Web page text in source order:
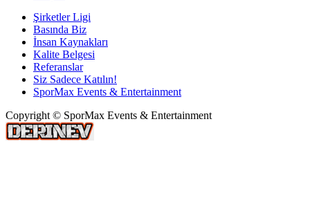
Şirketler Ligi
Basında Biz
İnsan Kaynakları
Kalite Belgesi
Referanslar
Siz Sadece Katılın!
SporMax Events & Entertainment
Copyright © SporMax Events & Entertainment